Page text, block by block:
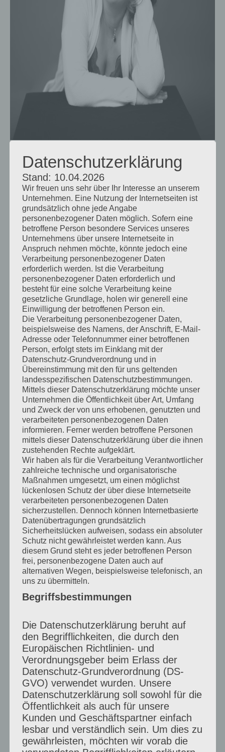
1. Was hilft Dir, Dich schön
und stark zu fühlen?
Ichlache gerneundaus vollem Herzen
Gute Freunde, die da sind für mich und
umgekehrt.Nahrhafte Nahrung. Sonne.
Bei mir sein zu können. Mirmeine Fehler
zuverzeihen.
2. Wie stehts um Dein
Körperbewusstsein /
Körperakzeptanz und hat
sich das im Laufe deines
Lebens verändert?
Einesportliche Figurwar mir immer
wichtigund war auch fast immer in
Bewegung. Meistens durchTanzoder
Sport. Hatte mich auch über die Figur
identifiziert.
Das hatalles nachgelassenals ich
persönliche Herausforderungen hatte, wo
ich vermehrt Zucker zu mir nahm. Jetzt
werde es aber immer wieder versuchen
abzunehmen, denn jetzt ist es mir definitiv
zu viele Kilos auf den Rippen.
Auf der anderen Seite sehe ich mehr die
Persönlichkeit des Menschenund das ist
viel wichtigergeworden, denn darauf
kommt es im Grunde an.
Datenschutzerklärung
Stand: 10.04.2026
Wir freuen uns sehr über Ihr Interesse an unserem
Unternehmen. Eine Nutzung der Internetseiten ist
grundsätzlich ohne jede Angabe
personenbezogener Daten möglich. Sofern eine
betroffene Person besondere Services unseres
Unternehmens über unsere Internetseite in
Anspruch nehmen möchte, könnte jedoch eine
Verarbeitung personenbezogener Daten
erforderlich werden. Ist die Verarbeitung
personenbezogener Daten erforderlich und
besteht für eine solche Verarbeitung keine
gesetzliche Grundlage, holen wir generell eine
Einwilligung der betroffenen Person ein.
Die Verarbeitung personenbezogener Daten,
beispielsweise des Namens, der Anschrift, E-Mail-
Adresse oder Telefonnummer einer betroffenen
Person, erfolgt stets im Einklang mit der
Datenschutz-Grundverordnung und in
Übereinstimmung mit den für uns geltenden
landesspezifischen Datenschutzbestimmungen.
Mittels dieser Datenschutzerklärung möchte unser
Unternehmen die Öffentlichkeit über Art, Umfang
und Zweck der von uns erhobenen, genutzten und
verarbeiteten personenbezogenen Daten
informieren. Ferner werden betroffene Personen
mittels dieser Datenschutzerklärung über die ihnen
zustehenden Rechte aufgeklärt.
Wir haben als für die Verarbeitung Verantwortlicher
zahlreiche technische und organisatorische
Maßnahmen umgesetzt, um einen möglichst
lückenlosen Schutz der über diese Internetseite
verarbeiteten personenbezogenen Daten
sicherzustellen. Dennoch können Internetbasierte
Datenübertragungen grundsätzlich
Sicherheitslücken aufweisen, sodass ein absoluter
Schutz nicht gewährleistet werden kann. Aus
diesem Grund steht es jeder betroffenen Person
frei, personenbezogene Daten auch auf
alternativen Wegen, beispielsweise telefonisch, an
uns zu übermitteln.
Begriffsbestimmungen
Die Datenschutzerklärung beruht auf
den Begrifflichkeiten, die durch den
Europäischen Richtlinien- und
Verordnungsgeber beim Erlass der
Datenschutz-Grundverordnung (DS-
GVO) verwendet wurden. Unsere
Datenschutzerklärung soll sowohl für die
Öffentlichkeit als auch für unsere
Kunden und Geschäftspartner einfach
lesbar und verständlich sein. Um dies zu
gewährleisten, möchten wir vorab die